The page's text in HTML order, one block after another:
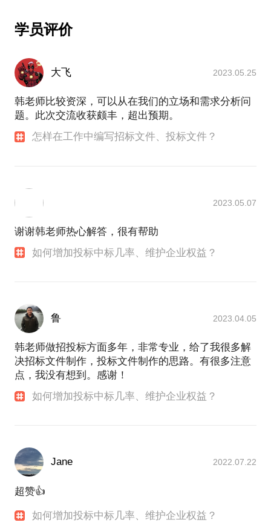
企业在投标的过程中如何加大中标几率？落标后如何
学员评价
大飞 2023.05.25
韩老师比较资深，可以从在我们的立场和需求分析问
题。此次交流收获颇丰，超出预期。
怎样在工作中编写招标文件、投标文件？
2023.05.07
谢谢韩老师热心解答，很有帮助
如何增加投标中标几率、维护企业权益？
鲁 2023.04.05
韩老师做招投标方面多年，非常专业，给了我很多解
决招标文件制作，投标文件制作的思路。有很多注意
点，我没有想到。感谢！
如何增加投标中标几率、维护企业权益？
Jane 2022.07.22
超赞👍
如何增加投标中标几率、维护企业权益？